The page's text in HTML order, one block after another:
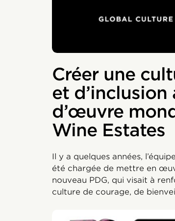
Créer une
et d’inclusion
d’œuvre
Wine Estates
Il y a quelques années,
été chargée de mettre en
nouveau PDG, qui visait à
culture de courage, de